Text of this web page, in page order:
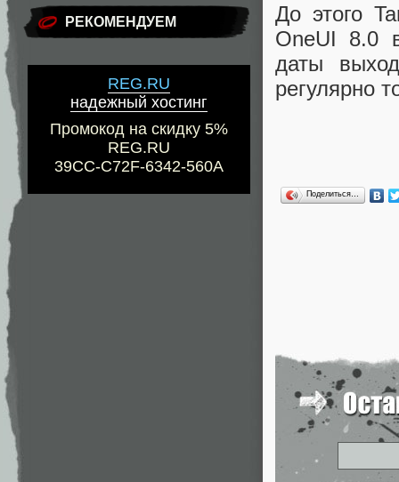
РЕКОМЕНДУЕМ
REG.RU
надежный хостинг
Промокод на скидку 5%
REG.RU
39CC-C72F-6342-560A
До этого
OneUI 8.0
даты
регулярно
Поделиться…